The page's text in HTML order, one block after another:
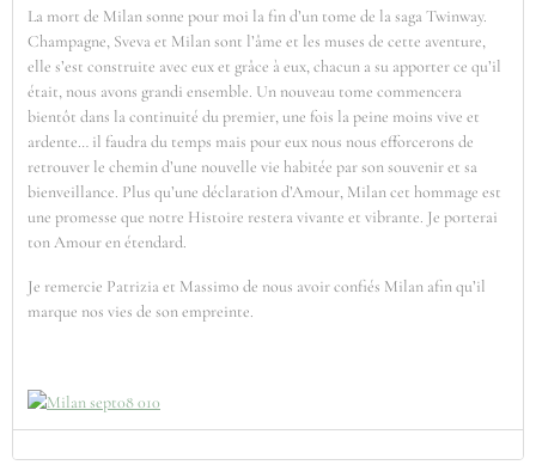
La mort de Milan sonne pour moi la fin d’un tome de la saga Twinway.
Champagne, Sveva et Milan sont l’âme et les muses de cette aventure,
elle s’est construite avec eux et grâce à eux, chacun a su apporter ce qu’il
était, nous avons grandi ensemble. Un nouveau tome commencera
bientôt dans la continuité du premier, une fois la peine moins vive et
ardente… il faudra du temps mais pour eux nous nous efforcerons de
retrouver le chemin d’une nouvelle vie habitée par son souvenir et sa
bienveillance. Plus qu’une déclaration d’Amour, Milan cet hommage est
une promesse que notre Histoire restera vivante et vibrante. Je porterai
ton Amour en étendard.
Je remercie Patrizia et Massimo de nous avoir confiés Milan afin qu’il
marque nos vies de son empreinte.